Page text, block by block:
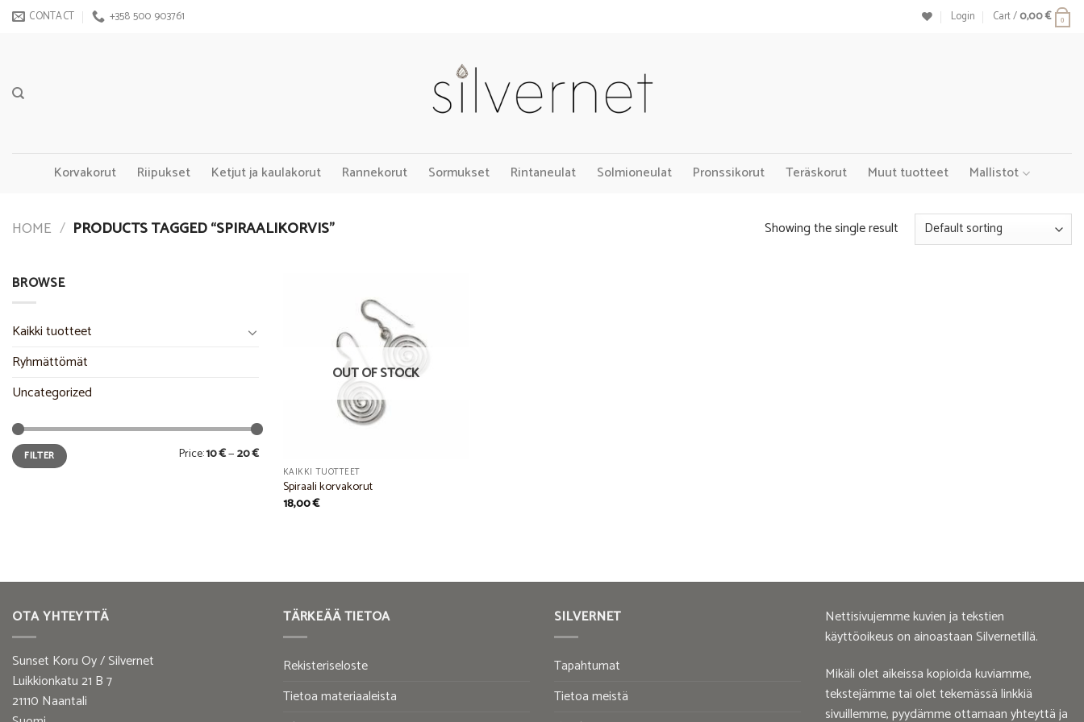
Skip CONTACT +358 500 903761 Login Cart /0,00€ 0
Korvakorut Riipukset Ketjut ja kaulakorut Rannekorut Sormukset Rintaneulat Solmioneulat Pronssikorut Teräskorut Muut tuotteet Mallistot
HOME / PRODUCTS TAGGED “SPIRAALIKORVIS” Showing the single result
BROWSE
Kaikki tuotteet
Ryhmättömät
Uncategorized
Min
price
Max
priceFILTER Price:10 €—20 €
Add to
OUT OF STOCK
KAIKKI TUOTTEET
Spiraali korvakorut
18,00€
OTA YHTEYTTÄ
Sunset Koru Oy / Silvernet
Luikkionkatu 21 B 7
21110 Naantali
TÄRKEÄÄ TIETOA
Rekisteriseloste
Tietoa materiaaleista
SILVERNET
Tapahtumat
Tietoa meistä
Nettisivujemme kuvien ja tekstien
käyttöoikeus on ainoastaan Silvernetillä.
Mikäli olet aikeissa kopioida kuviamme,
tekstejämme tai olet tekemässä linkkiä
sivuillemme, pyydämme ottamaan yhteyttä ja